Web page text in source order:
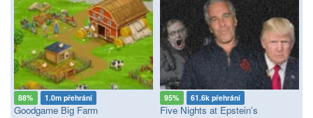
88% 1.0m přehrání
Goodgame Big Farm
95% 61.6k přehrání
Five Nights at Epstein’s